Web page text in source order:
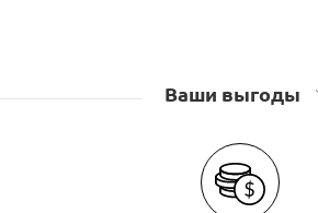
Ваши выгоды